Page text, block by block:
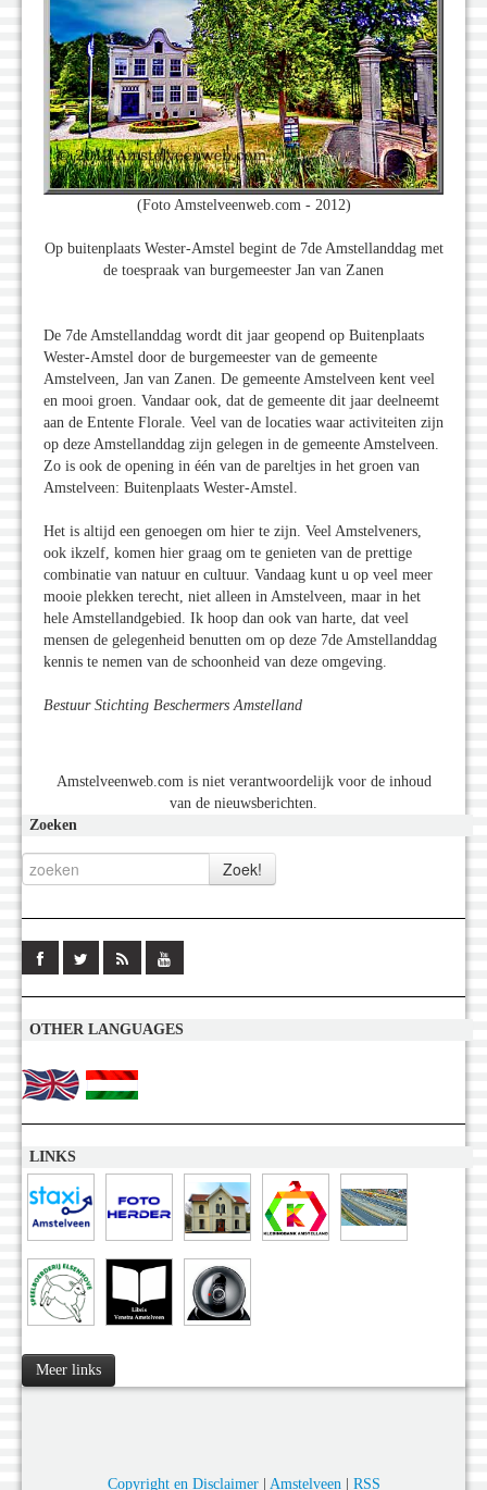
(Foto Amstelveenweb.com - 2012)
Op buitenplaats Wester-Amstel begint de 7de Amstellanddag met
de toespraak van burgemeester Jan van Zanen
De 7de Amstellanddag wordt dit jaar geopend op Buitenplaats
Wester-Amstel door de burgemeester van de gemeente
Amstelveen, Jan van Zanen. De gemeente Amstelveen kent veel
en mooi groen. Vandaar ook, dat de gemeente dit jaar deelneemt
aan de Entente Florale. Veel van de locaties waar activiteiten zijn
op deze Amstellanddag zijn gelegen in de gemeente Amstelveen.
Zo is ook de opening in één van de pareltjes in het groen van
Amstelveen: Buitenplaats Wester-Amstel.
Het is altijd een genoegen om hier te zijn. Veel Amstelveners,
ook ikzelf, komen hier graag om te genieten van de prettige
combinatie van natuur en cultuur. Vandaag kunt u op veel meer
mooie plekken terecht, niet alleen in Amstelveen, maar in het
hele Amstellandgebied. Ik hoop dan ook van harte, dat veel
mensen de gelegenheid benutten om op deze 7de Amstellanddag
kennis te nemen van de schoonheid van deze omgeving.
Bestuur Stichting Beschermers Amstelland
Amstelveenweb.com is niet verantwoordelijk voor de inhoud
van de nieuwsberichten.
Zoeken
OTHER LANGUAGES
LINKS
Meer links
Copyright en Disclaimer| Amstelveen | RSS